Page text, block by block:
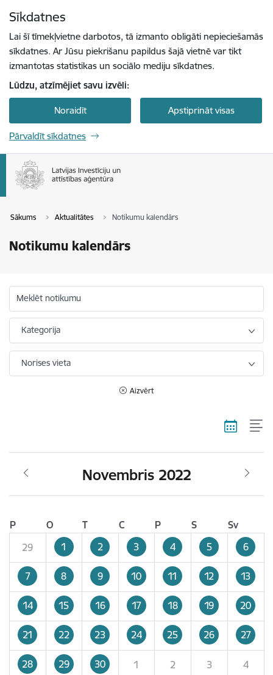
Sīkdatnes
Lai šī tīmekļvietne darbotos, tā izmanto obligāti nepieciešamās
sīkdatnes. Ar Jūsu piekrišanu papildus šajā vietnē var tikt
izmantotas statistikas un sociālo mediju sīkdatnes.
Lūdzu, atzīmējiet savu izvēli:
Noraidīt Apstiprināt visas
Pārvaldīt sīkdatnes
Sākums Aktualitātes Notikumu kalendārs
Notikumu kalendārs
Meklēt notikumu
Kategorija
Norises vieta
Aizvērt
Novembris 2022
P O T C P S
Sv
29
1 2 3 4 5 6
7 8 9 10 11 12 13
14 15 16 17 18 19 20
21 22 23 24 25 26 27
28 29 30 1 2 3 4